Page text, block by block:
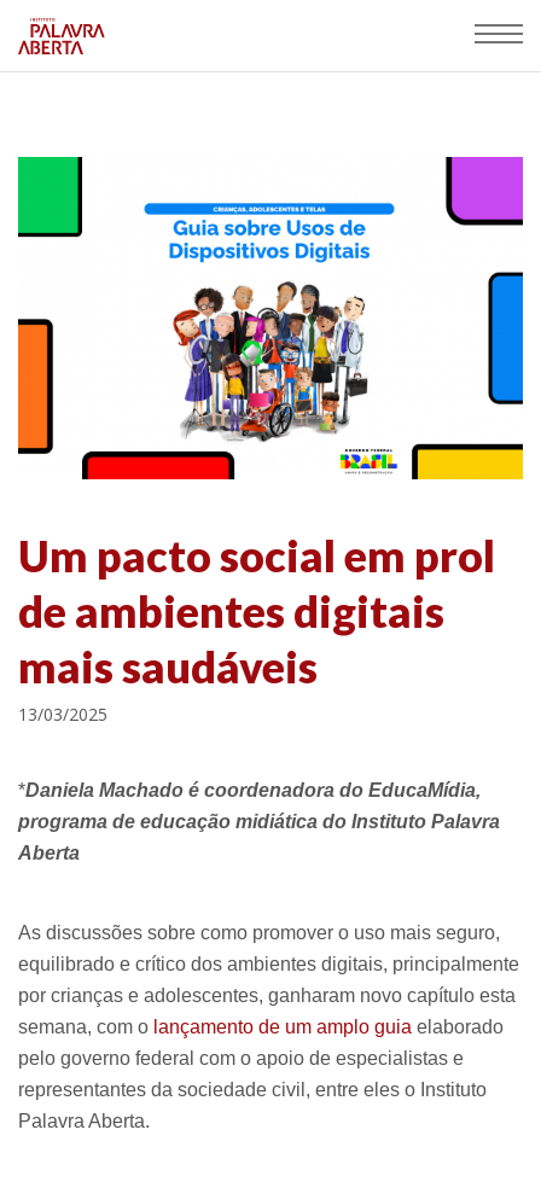
Um pacto social em prol
de ambientes digitais
mais saudáveis
13/03/2025
*Daniela Machado é coordenadora do EducaMídia,
programa de educação midiática do Instituto Palavra
Aberta
As discussões sobre como promover o uso mais seguro,
equilibrado e crítico dos ambientes digitais, principalmente
por crianças e adolescentes, ganharam novo capítulo esta
semana, com o lançamento de um amplo guia elaborado
pelo governo federal com o apoio de especialistas e
representantes da sociedade civil, entre eles o Instituto
Palavra Aberta.